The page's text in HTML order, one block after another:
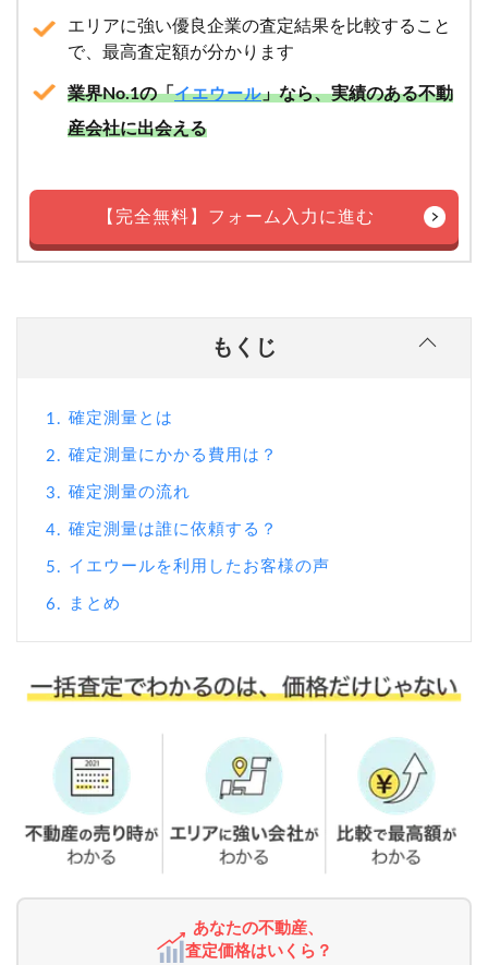
エリアに強い優良企業の査定結果を比較すること
で、最高査定額が分かります
業界No.1の「イエウール」なら、実績のある不動
産会社に出会える
【完全無料】フォーム入力に進む
もくじ
1. 確定測量とは
2. 確定測量にかかる費用は？
3. 確定測量の流れ
4. 確定測量は誰に依頼する？
5. イエウールを利用したお客様の声
6. まとめ
あなたの不動産、
査定価格はいくら？